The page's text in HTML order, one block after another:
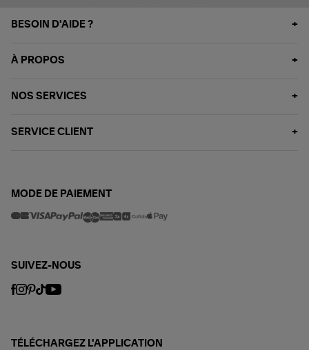
BESOIN D'AIDE ?
À PROPOS
NOS SERVICES
SERVICE CLIENT
MODE DE PAIEMENT
SUIVEZ-NOUS
TÉLÉCHARGEZ L'APPLICATION